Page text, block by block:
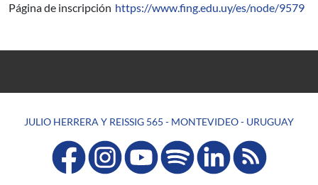
Página de inscripción https://www.fing.edu.uy/es/node/9579
JULIO HERRERA Y REISSIG 565 - MONTEVIDEO - URUGUAY